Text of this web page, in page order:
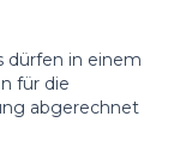
dürfen in einem
für die
abgerechnet